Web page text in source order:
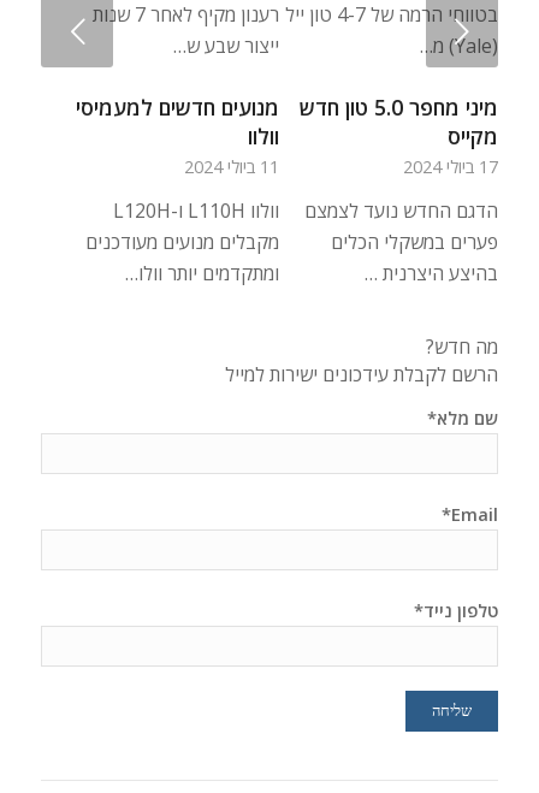
בטווחי הרמה של 4-7 טון ייל
(Yale) מ…
רענון מקיף לאחר 7 שנות
ייצור שבע ש…
מיני מחפר 5.0 טון חדש
מקייס
17 ביולי 2024
הדגם החדש נועד לצמצם
פערים במשקלי הכלים
בהיצע היצרנית …
מנועים חדשים למעמיסי
וולוו
11 ביולי 2024
וולוו L110H ו-L120H
מקבלים מנועים מעודכנים
ומתקדמים יותר וולו…
הקודם
מה חדש?
הרשם לקבלת עידכונים ישירות למייל
שם מלא*
Email*
טלפון נייד*